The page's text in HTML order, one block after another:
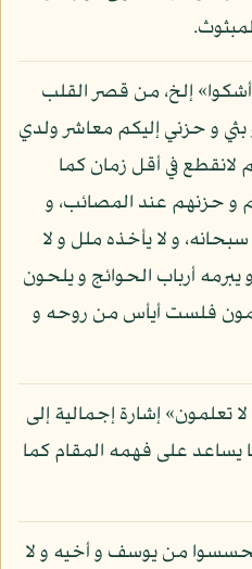
إلخ، من قصر القلب
و حزني إليكم معاشر ولدي
لانقطع في أقل زمان كما
و حزنهم عند المصائب، و
و لا يأخذه ملل و لا
أرباب الحوائج و يلحون
فلست أيأس من روحه و
تعلمون» إشارة إجمالية إلى
يساعد على فهمه المقام كما
من يوسف و أخيه و لا